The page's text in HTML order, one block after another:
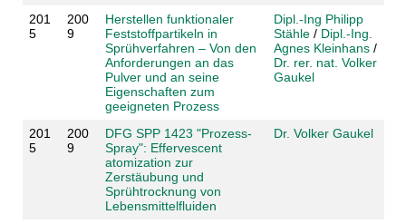
201
5
200
9
Herstellen funktionaler
Feststoffpartikeln in
Sprühverfahren – Von den
Anforderungen an das
Pulver und an seine
Eigenschaften zum
geeigneten Prozess
Dipl.-Ing Philipp
Stähle/ Dipl.-Ing.
Agnes Kleinhans/
Dr. rer. nat. Volker
Gaukel
201
5
200
9
DFG SPP 1423 "Prozess-
Spray": Effervescent
atomization zur
Zerstäubung und
Sprühtrocknung von
Lebensmittelfluiden
Dr. Volker Gaukel